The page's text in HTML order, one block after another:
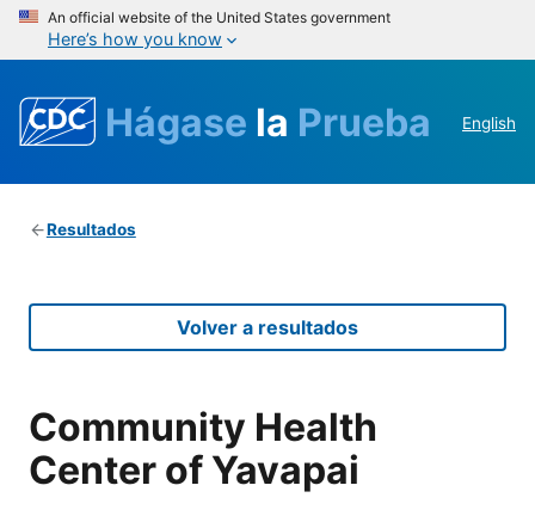
An official website of the United States government
Here’s how you know
Hágase la Prueba English
Resultados
Volver a resultados
Community Health
Center of Yavapai